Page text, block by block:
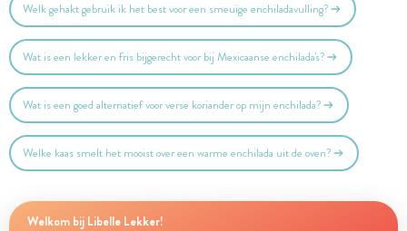
Welk gehakt gebruik ik het best voor een smeuïge enchiladavulling?
Wat is een lekker en fris bijgerecht voor bij Mexicaanse enchilada's?
Wat is een goed alternatief voor verse koriander op mijn enchilada?
Welke kaas smelt het mooist over een warme enchilada uit de oven?
Welkom bij Libelle Lekker!